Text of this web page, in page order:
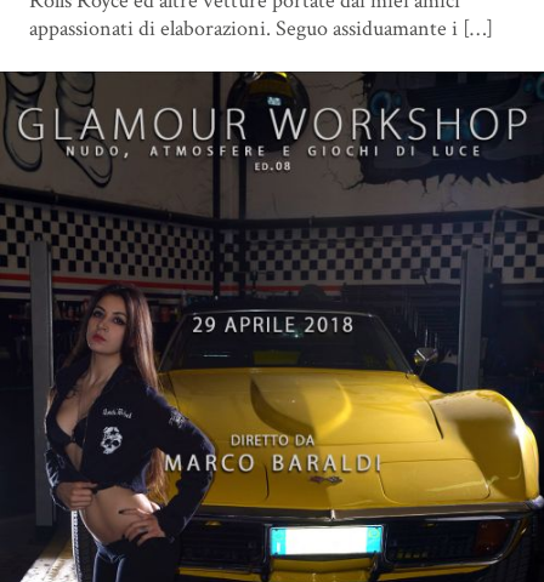
appassionati di elaborazioni. Seguo assiduamante i […]